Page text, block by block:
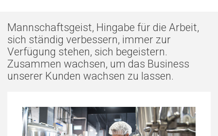
Mannschaftsgeist, Hingabe für die Arbeit,
sich ständig verbessern, immer zur
Verfügung stehen, sich begeistern.
Zusammen wachsen, um das Business
unserer Kunden wachsen zu lassen.